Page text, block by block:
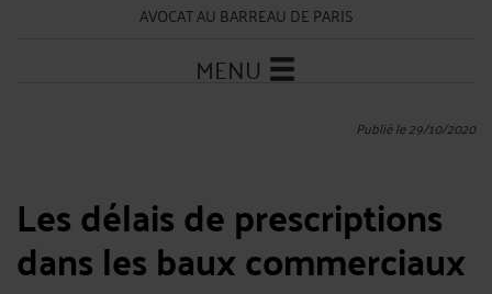
AVOCAT AU BARREAU DE PARIS
MENU
Publié le 29/10/2020
Les délais de prescriptions
dans les baux commerciaux